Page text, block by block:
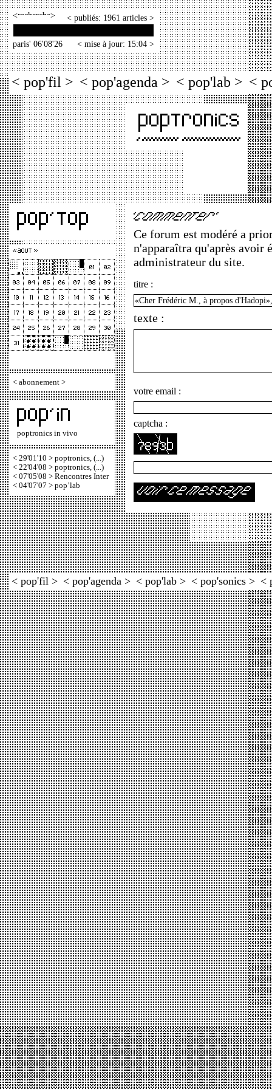
< > < publiés: 1961 articles >
paris' 06'08'26 < mise à jour: 15:04 >
< pop'fil > < pop'agenda > < pop'lab > <
< abonnement >
poptronics in vivo
< 29'01'10 > poptronics, (...)
< 22'04'08 > poptronics, (...)
< 07'05'08 > Rencontres Inter
< 04'07'07 > pop’lab
Ce forum est modéré a
n'apparaîtra qu'après avoir
administrateur du site.
titre :
texte :
votre email :
captcha :
< pop'fil > < pop'agenda > < pop'lab > < pop'sonics > <